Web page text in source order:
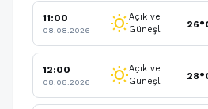
11:00
08.08.2026 wb_sunnyAçık ve
Güneşli
12:00
08.08.2026 wb_sunnyAçık ve
Güneşli